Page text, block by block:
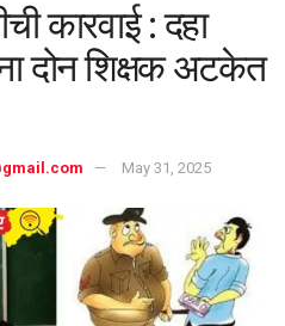
कारवाई : दहा
दोन शिक्षक अटकेत
May 31, 2025